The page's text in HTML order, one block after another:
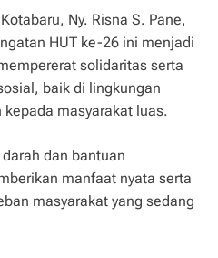
Ny. Risna S. Pane,
HUT ke-26 ini menjadi
solidaritas serta
baik di lingkungan
masyarakat luas.
dan bantuan
manfaat nyata serta
masyarakat yang sedang